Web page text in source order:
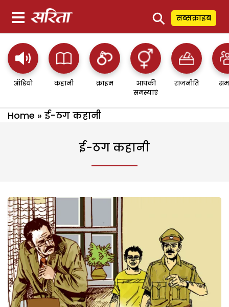
⚲ सब्सक्राइब
ऑडियो कहानी क्राइम
आपकी
समस्याएं
राजनीति
Home » ई-ठग कहानी
ई-ठग कहानी